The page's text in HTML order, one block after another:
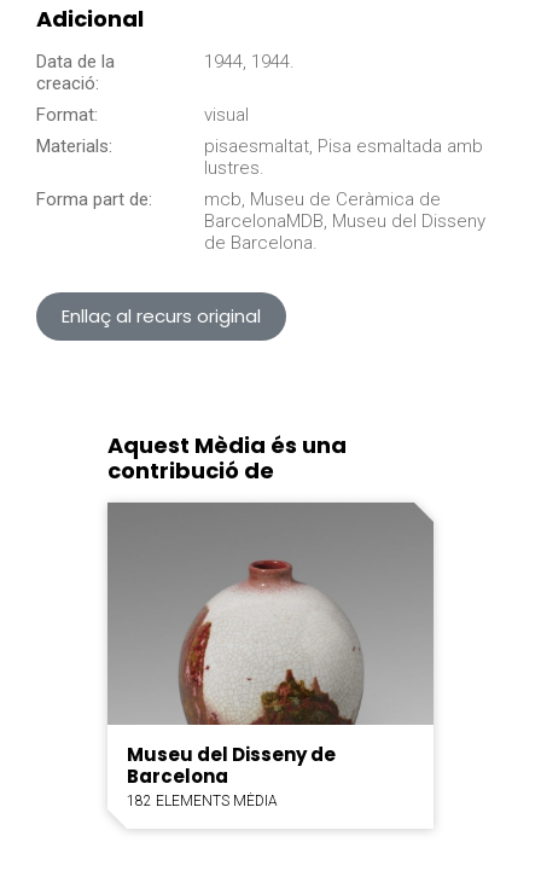
Adicional
Data de la
creació:
1944, 1944.
Format:
visual
Materials:
pisaesmaltat, Pisa esmaltada amb
lustres.
Forma part de:
mcb, Museu de Ceràmica de
BarcelonaMDB, Museu del Disseny
de Barcelona.
Enllaç al recurs original
Aquest Mèdia és una
contribució de
Museu del Disseny de
Barcelona
182 ELEMENTS MÈDIA